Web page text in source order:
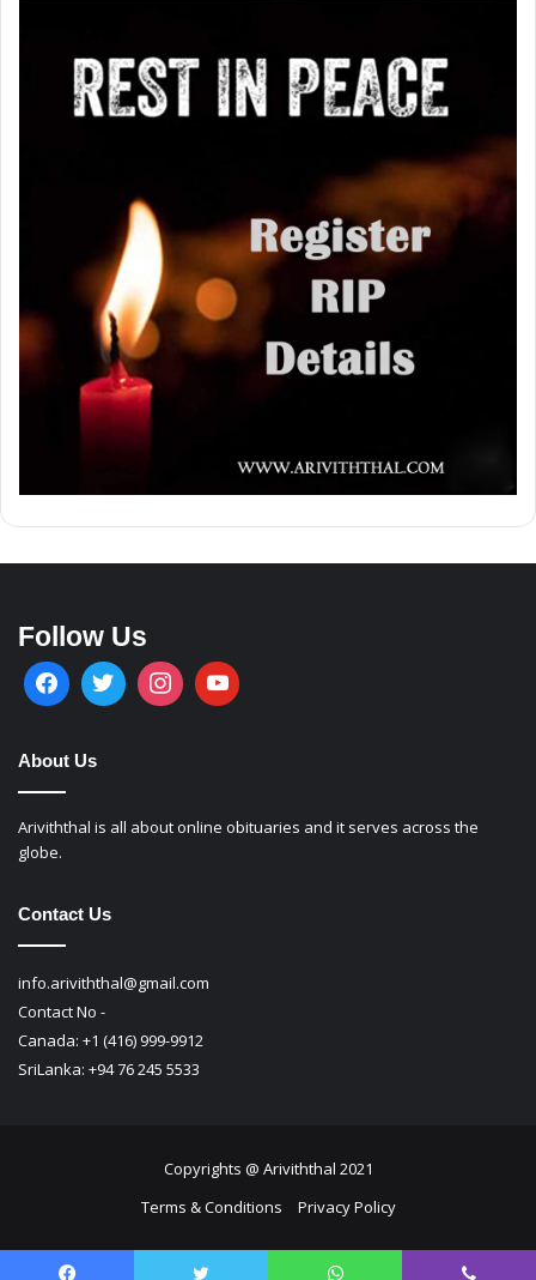
Follow Us
About Us
Ariviththal is all about online obituaries and it serves across the
globe.
Contact Us
info.ariviththal@gmail.com
Contact No -
Canada: +1 (416) 999-9912
SriLanka: +94 76 245 5533
Copyrights @ Ariviththal 2021
Terms & Conditions
Privacy Policy